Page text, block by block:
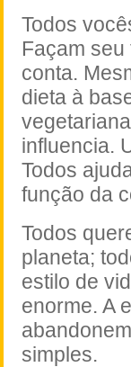
Todos
Façam
conta.
dieta à
influencia.
Todos
função da
Todos
planeta;
estilo de
enorme. A
simples.